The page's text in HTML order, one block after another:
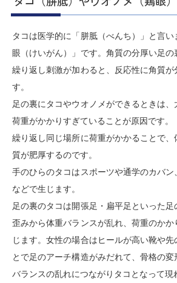
タコは医学的に「胼胝（べんち）」と言
眼（けいがん）」です。角質の分厚い足の
繰り返し刺激が加わると、反応性に角質が
す。
足の裏にタコやウオノメができるときは
荷重がかかりすぎていることが原因です。
繰り返し同じ場所に荷重がかかることで、
質が肥厚するのです。
手のひらのタコはスポーツや通学のカバ
などで生じます。
足の裏のタコは開張足・扁平足といった
歪みから体重バランスが乱れ、荷重のか
じます。女性の場合はヒールが高い靴や先
とで足のアーチ構造がみだれて、骨格の
バランスの乱れにつながりタコとなって現